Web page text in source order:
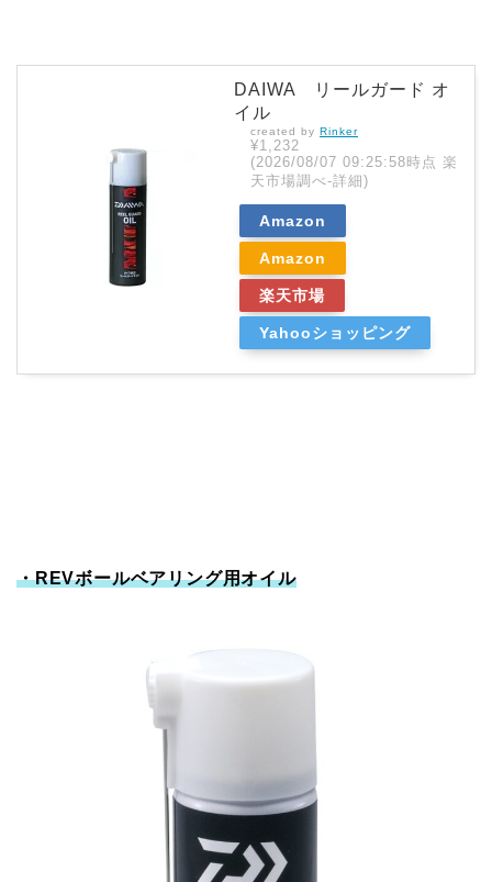
DAIWA リールガード オ
イル
created by Rinker
¥1,232
(2026/08/07 09:25:58時点 楽
天市場調べ-詳細)
Amazon
Amazon
楽天市場
Yahooショッピング
・REVボールベアリング用オイル